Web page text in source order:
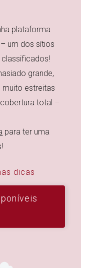
plataforma
– um dos sítios
grande,
estreitas
total –
para ter uma
dicas